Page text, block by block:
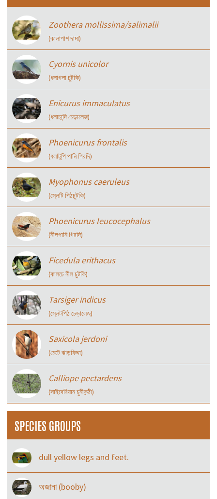
Zoothera mollissima/salimalii
(কালাপাশ দামা)
Cyornis unicolor
(ধলাগলা চুটকি)
Enicurus immaculatus
(ধলাচান্দি চেড়ালেজ)
Phoenicurus frontalis
(ধলাটুপি পানি গিরদি)
Myophonus caeruleus
(স্লেটি পিঠচুটকি)
Phoenicurus leucocephalus
(নীলপানি গিরদি)
Ficedula erithacus
(কালচে নীল চুটকি)
Tarsiger indicus
(স্লেটপিঠ চেড়ালেজ)
Saxicola jerdoni
(মেটে ঝাড়ফিদ্দা)
Calliope pectardens
(সাইবেরিয়ান চুনীকন্ঠী)
SPECIES GROUPS
dull yellow legs and feet.
অজানা (booby)